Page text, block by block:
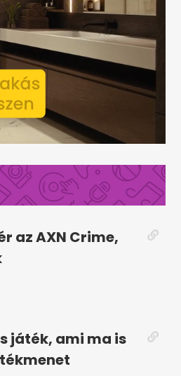
az AXN Crime,
játék, ami ma is